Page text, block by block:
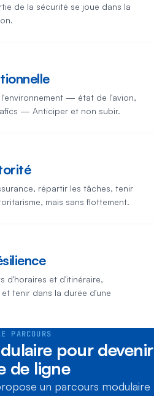
de la sécurité se joue dans la
l'environnement — état de l'avion,
— Anticiper et non subir.
répartir les tâches, tenir
mais sans flottement.
d'horaires et d'itinéraire,
tenir dans la durée d'une
PARCOURS
pour devenir
de ligne
un parcours modulaire